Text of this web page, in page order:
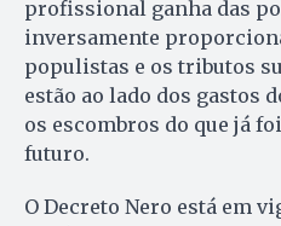
profissional ganha das
inversamente
populistas e os tributos
estão ao lado dos gastos
os escombros do que já
futuro.
O Decreto Nero está em